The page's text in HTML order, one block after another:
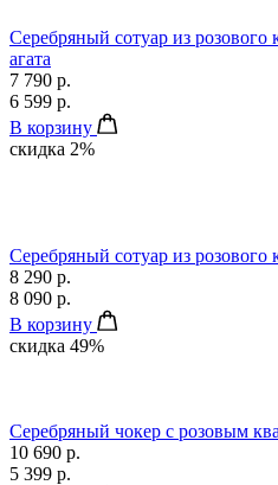
Серебряный сотуар из розового
агата
7 790 р.
6 599 р.
В корзину
скидка 2%
Серебряный сотуар из розового
8 290 р.
8 090 р.
В корзину
скидка 49%
Серебряный чокер с розовым
10 690 р.
5 399 р.